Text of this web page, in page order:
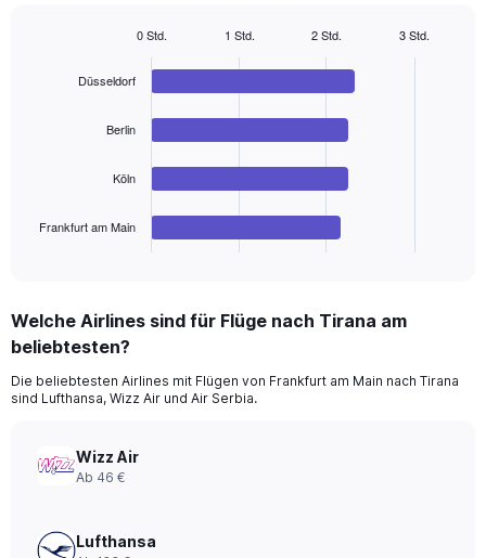
Range:
4
The
chart
Y
values.
Range:
Düsseldorf
Berlin
Köln
Frankfurt am Main
0 Std. 1 Std. 2 Std. 3 Std.
Welche Airlines sind für Flüge nach Tirana am
beliebtesten?
Die beliebtesten Airlines mit Flügen von Frankfurt am Main nach Tirana
sind Lufthansa, Wizz Air und Air Serbia.
Wizz Air
Ab 46 €
Lufthansa